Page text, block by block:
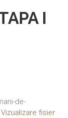
I
de-
Vizualizare fisier